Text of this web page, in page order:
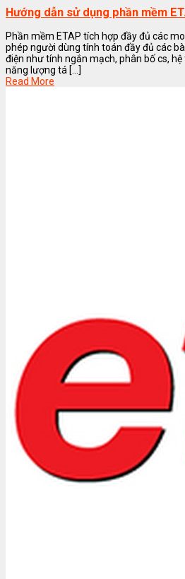
Hướng dẫn sử dụng phần mềm
Phần mềm ETAP tích hợp đầy đủ các
phép người dùng tính toán đầy đủ các
điện như tính ngắn mạch, phân bố cs, hệ
năng lượng tá [...]
Read More